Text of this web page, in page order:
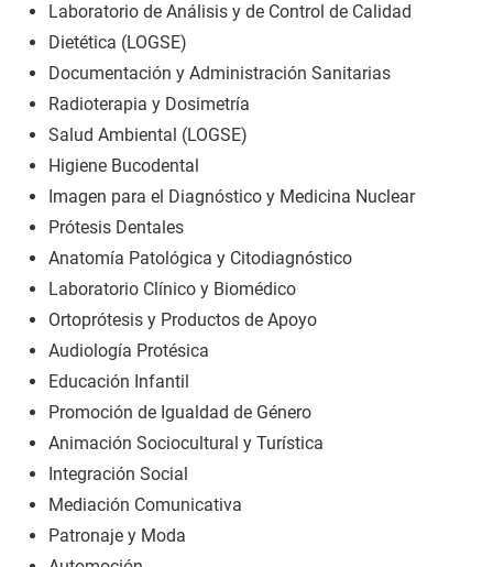
Laboratorio de Análisis y de Control de Calidad
Dietética (LOGSE)
Documentación y Administración Sanitarias
Radioterapia y Dosimetría
Salud Ambiental (LOGSE)
Higiene Bucodental
Imagen para el Diagnóstico y Medicina Nuclear
Prótesis Dentales
Anatomía Patológica y Citodiagnóstico
Laboratorio Clínico y Biomédico
Ortoprótesis y Productos de Apoyo
Audiología Protésica
Educación Infantil
Promoción de Igualdad de Género
Animación Sociocultural y Turística
Integración Social
Mediación Comunicativa
Patronaje y Moda